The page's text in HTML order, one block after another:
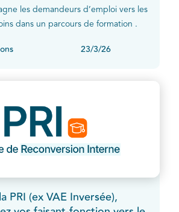
les demandeurs d’emploi vers les
dans un parcours de formation .
23/3/26
PRI (ex VAE Inversée),